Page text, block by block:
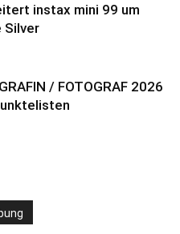
instax mini 99 um
Silver
/ FOTOGRAF 2026